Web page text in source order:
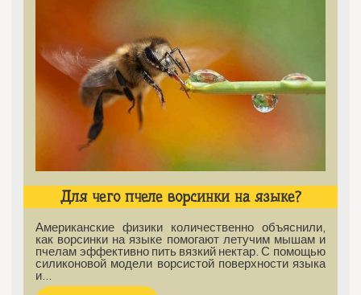
Для чего пчеле ворсинки на языке?
Американские физики количественно объяснили,
как ворсинки на языке помогают летучим мышам и
пчелам эффективно пить вязкий нектар. С помощью
силиконовой модели ворсистой поверхности языка
и…